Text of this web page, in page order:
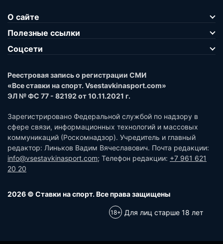
О сайте
Полезные ссылки
Соцсети
Реестровая запись о регистрации СМИ
«Все ставки на спорт. Vsestavkinasport.com»
ЭЛ № ФС 77 - 82192 от 10.11.2021 г.
Зарегистрировано Федеральной службой по надзору в
сфере связи, информационных технологий и массовых
коммуникаций (Роскомнадзор). Учредитель и главный
редактор: Линьков Вадим Вячеславович. Почта редакции:
info@vsestavkinasport.com; Телефон редакции: +7 961 621
20 20
2026 © Ставки на спорт. Все права защищены
Для лиц старше 18 лет